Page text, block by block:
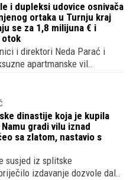
i dupleksi udovice osnivača
ortaka u Turnju kraj
se za 1,8 milijuna € i
otok
i direktori Neda Parać i
apartmanske vil..
dinastije koja je kupila
gradi vilu iznad
sa zlatom, nastavio s
susjed iz splitske
izdavanje dozvole dal..